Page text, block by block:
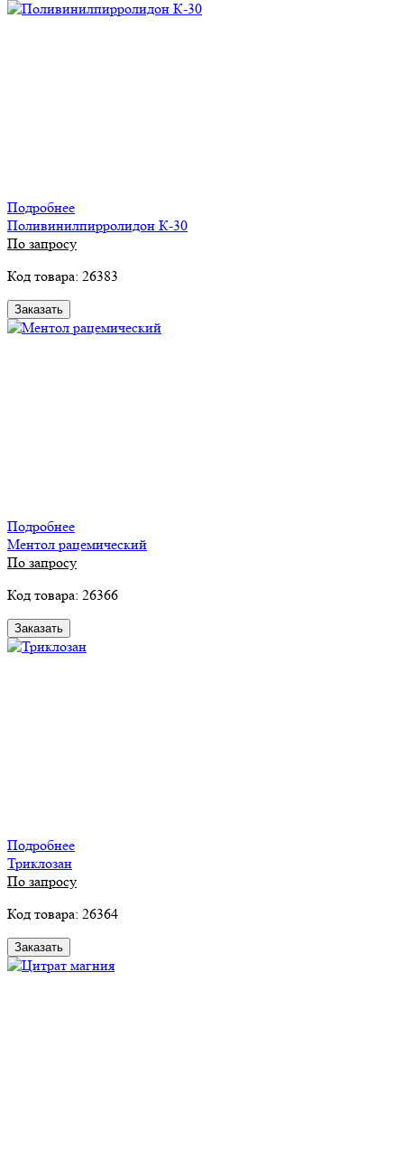
Подробнее
Поливинилпирролидон К-30
По запросу
Код товара: 26383
Заказать
Подробнее
Ментол рацемический
По запросу
Код товара: 26366
Заказать
Подробнее
Триклозан
По запросу
Код товара: 26364
Заказать